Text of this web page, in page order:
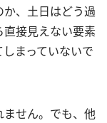
、土日はどう過
接見えない要素
まっていないで
せん。でも、他